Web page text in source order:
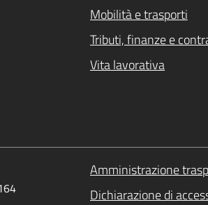
Mobilità e trasporti
Tributi, finanze e
Vita lavorativa
Amministrazione
Dichiarazione di